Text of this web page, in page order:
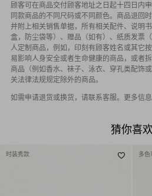
顾客可在商品交付顾客地址之日起十四日内
同款商品的不同尺码或不同颜色。商品退回
并附上相关销售单据，所有相关配件、说明
盒，防尘袋等）、赠品（如有）、纸质发票
人定制商品，例如，印刻有顾客姓名或其它
易影响人身安全或者生命健康的商品，或者
商品（例如香水、袜子、泳衣、穿孔类配饰
关法律法规规定除外的商品。
如需申请退货或换货，请联系客服。更多信
猜你喜欢
时装秀款 多色